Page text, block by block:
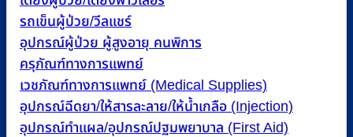
รถเข็นผู้ป่วย/วีลแชร์
อุปกรณ์ผู้ป่วย ผู้สูงอายุ คนพิการ
ครุภัณฑ์ทางการแพทย์
เวชภัณฑ์ทางการแพทย์ (Medical Supplies)
อุปกรณ์ฉีดยา/ให้สารละลาย/ให้น้ำเกลือ (Injection)
อุปกรณ์ทำแผล/อุปกรณ์ปฐมพยาบาล (First Aid)